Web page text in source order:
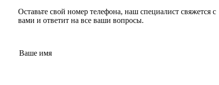
Оставьте свой номер телефона, наш специалист свяжется с
вами и ответит на все ваши вопросы.